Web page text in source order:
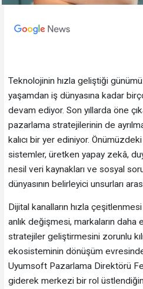
Teknolojinin hızla geliştiği
yaşamdan iş dünyasına kadar
devam ediyor. Son yıllarda öne
pazarlama stratejilerinin de
kalıcı bir yer ediniyor.
sistemler, üretken yapay zekâ,
nesil veri kaynakları ve sosyal
dünyasının belirleyici unsurları
Dijital kanalların hızla
anlık değişmesi, markaların
stratejiler geliştirmesini zorunlu
ekosisteminin dönüşüm
Uyumsoft Pazarlama Direktörü
giderek merkezi bir rol